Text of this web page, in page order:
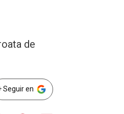
de
Seguir en